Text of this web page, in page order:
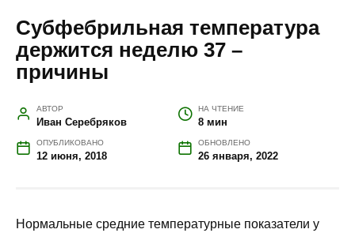
Субфебрильная температура
держится неделю 37 –
причины
АВТОР
Иван Серебряков
НА ЧТЕНИЕ
8 мин
ОПУБЛИКОВАНО
12 июня, 2018
ОБНОВЛЕНО
26 января, 2022
Нормальные средние температурные показатели у